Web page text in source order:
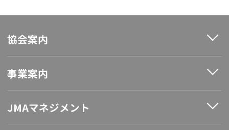
協会案内
事業案内
JMAマネジメント